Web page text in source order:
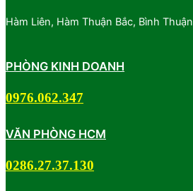
Hàm Liên, Hàm Thuận Bắc, Bình Thuận
PHÒNG KINH DOANH
0976.062.347
VĂN PHÒNG HCM
0286.27.37.130